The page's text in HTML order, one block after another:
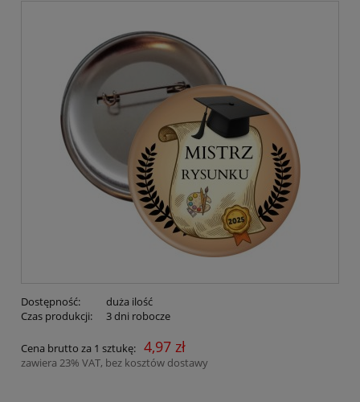
Dostępność:
duża ilość
Czas produkcji:
3 dni robocze
Cena brutto za 1 sztukę: 4,97 zł
zawiera 23% VAT, bez kosztów dostawy